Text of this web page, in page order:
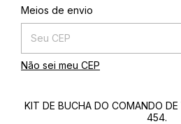
Entregas para o CEP:
Meios de envio
Não sei meu CEP
KIT DE BUCHA DO COMANDO
454.